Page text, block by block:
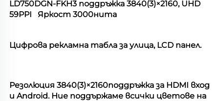
LD750DGN-FKH3 поддръжка 3840(3)×2160, UHD
59PPI Яркост 3000нита
Цифрова рекламна табла за улица, LCD панел.
Резолюция 3840(3)×2160поддръжка за HDMI вход
и Android. Ние поддържаме всички цветове на